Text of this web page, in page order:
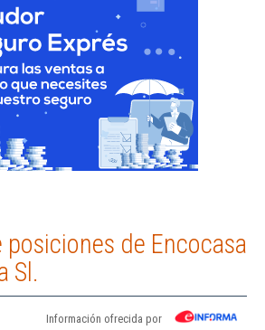
posiciones de Encocasa
Sl.
Información ofrecida por